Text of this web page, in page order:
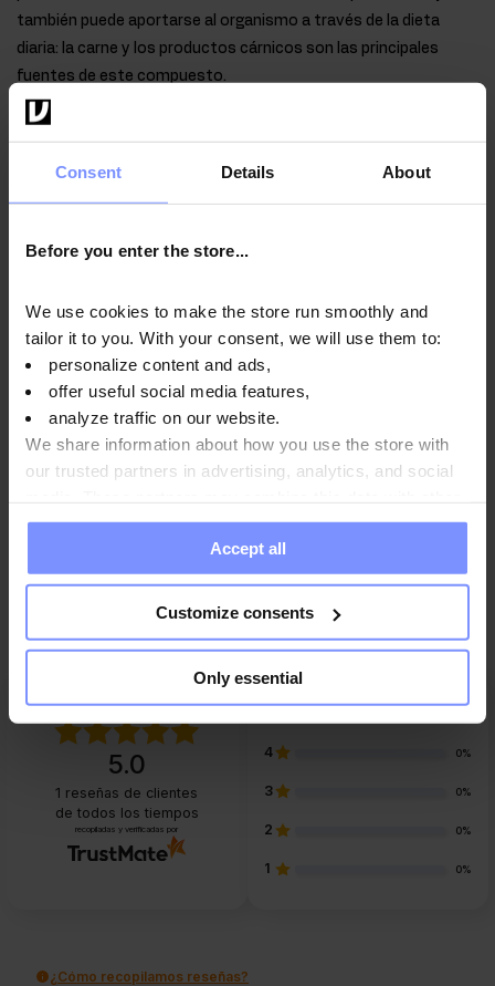
Consent Details About
Before you enter the store...
We use cookies to make the store run smoothly and
tailor it to you. With your consent, we will use them to:
personalize content and ads,
offer useful social media features,
analyze traffic on our website.
We share information about how you use the store with
our trusted partners in advertising, analytics, and social
information you have provided to them or that they have
collected when you use their services. Do you agree?
Accept all
Customize consents
Only essential
también puede aportarse al organismo a través de la dieta
diaria: la carne y los productos cárnicos son las principales
fuentes de este compuesto.
Parámetros
Fabricante
Preguntas y respuestas
5.0
1 reseñas de clientes
de todos los tiempos
recopiladas y verificadas por
4 0%
3 0%
2 0%
1 0%
¿Cómo recopilamos reseñas?